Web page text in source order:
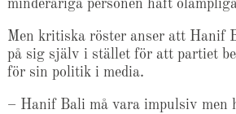
minderåriga personen haft
Men kritiska röster anser att Hanif
på sig själv i stället för att partiet
för sin politik i media.
– Hanif Bali må vara impulsiv men